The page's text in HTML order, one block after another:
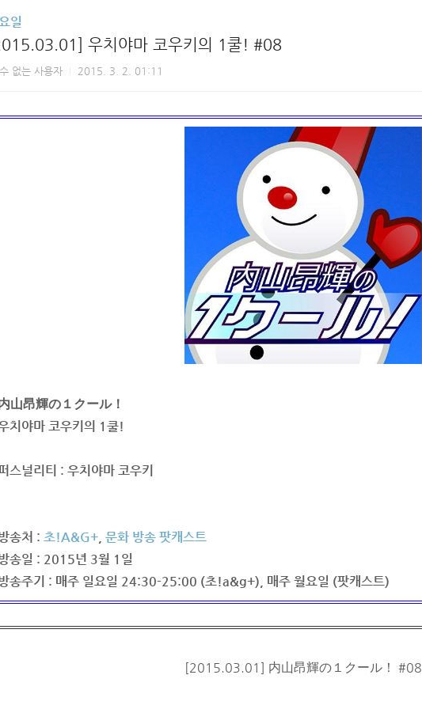
일
우치야마 코우키의 1쿨! #08
없는 사용자 2015. 3. 2. 01:11
山昂輝の１クール！
치야마 코우키의 1쿨!
스널리티 : 우치야마 코우키
송처 : 초!A&G+, 문화 방송 팟캐스트
송일 : 2015년 3월 1일
송주기 : 매주 일요일 24:30-25:00 (초!a&g+), 매주 월요일 (팟캐스트)
[2015.03.01] 内山昂輝の１クール！ #08